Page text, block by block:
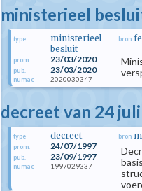
ministerieel
type
ministerieel
besluit
prom. 23/03/2020
pub. 23/03/2020
numac 2020030347
bron
decreet van 24
type decreet
prom. 24/07/1997
pub. 23/09/1997
numac 1997029337
bron